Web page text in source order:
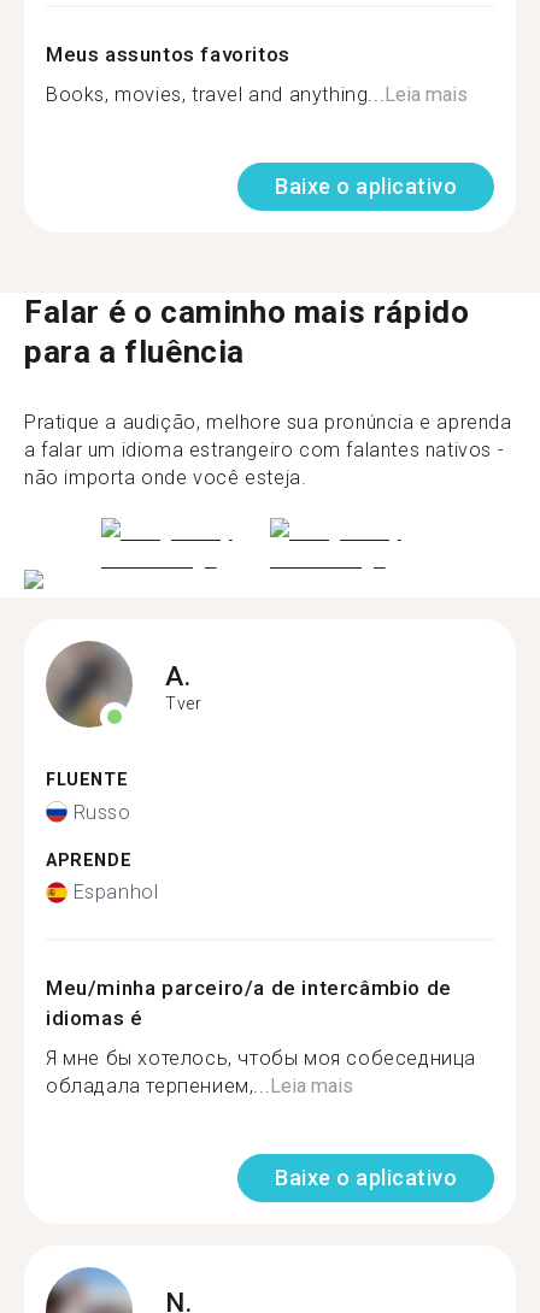
Meus assuntos favoritos
Books, movies, travel and anything... Leia mais
Baixe o aplicativo
Falar é o caminho mais rápido
para a fluência
Pratique a audição, melhore sua pronúncia e aprenda
a falar um idioma estrangeiro com falantes nativos -
não importa onde você esteja.
A.
Tver
FLUENTE
Russo
APRENDE
Espanhol
Meu/minha parceiro/a de intercâmbio de
idiomas é
Я мне бы хотелось, чтобы моя собеседница
обладала терпением,...Leia mais
Baixe o aplicativo
N.